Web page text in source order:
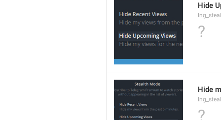
Hide
?
Hide
?